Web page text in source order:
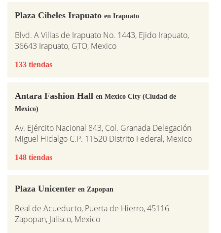
Plaza Cibeles Irapuato en Irapuato
Blvd. A Villas de Irapuato No. 1443, Ejido Irapuato,
36643 Irapuato, GTO, Mexico
133 tiendas
Antara Fashion Hall en Mexico City (Ciudad de
Mexico)
Av. Ejército Nacional 843, Col. Granada Delegación
Miguel Hidalgo C.P. 11520 Distrito Federal, Mexico
148 tiendas
Plaza Unicenter en Zapopan
Real de Acueducto, Puerta de Hierro, 45116
Zapopan, Jalisco, Mexico